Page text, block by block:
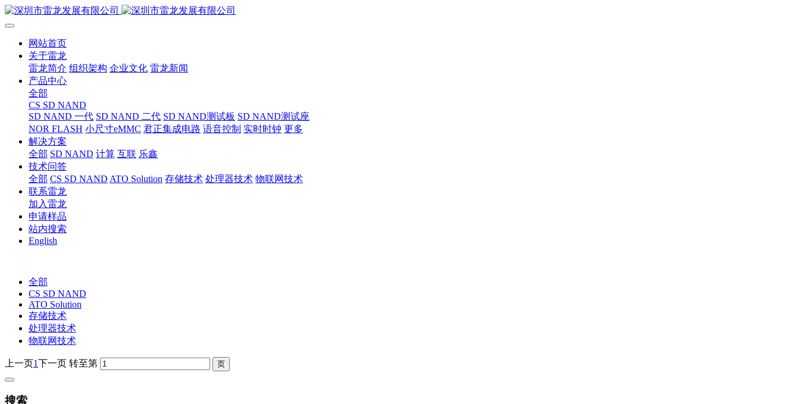
网站首页
关于雷龙
雷龙简介 组织架构 企业文化 雷龙新闻
产品中心
全部
CS SD NAND
SD NAND 一代 SD NAND 二代 SD NAND测试板 SD NAND测试座
NOR FLASH 小尺寸eMMC 君正集成电路 语音控制 实时时钟 更多
解决方案
全部 SD NAND 计算 互联 乐鑫
技术问答
全部 CS SD NAND ATO Solution 存储技术 处理器技术 物联网技术
联系雷龙
加入雷龙
申请样品
站内搜索
English
全部
CS SD NAND
ATO Solution
存储技术
处理器技术
物联网技术
上一页1下一页 转至第
搜索